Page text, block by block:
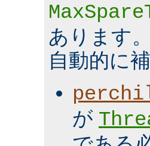
あります
自動的に
が